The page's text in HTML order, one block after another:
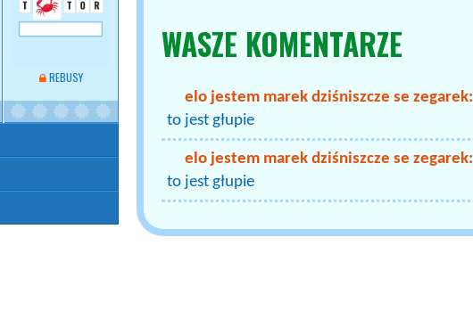
WASZE KOMENTARZE
elo jestem marek dziśniszcze se zegarek:
to jest głupie
elo jestem marek dziśniszcze se zegarek:
to jest głupie
REBUSY